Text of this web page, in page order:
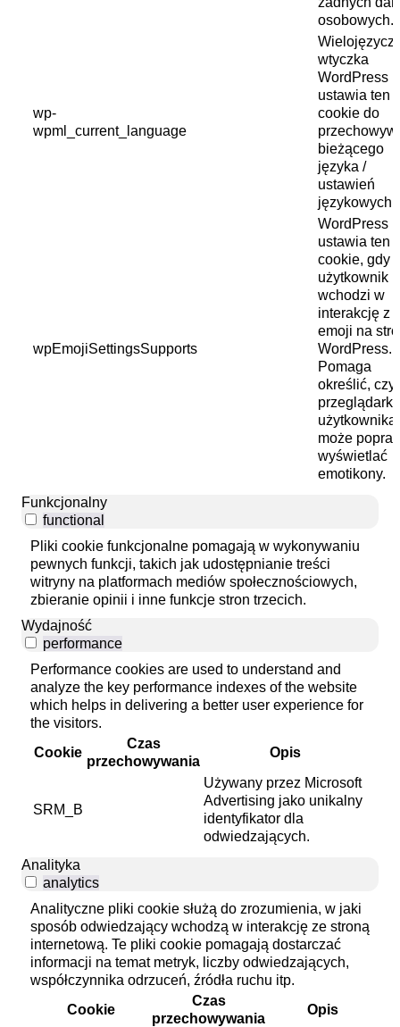
osobowych.
wp-
wpml_current_language
wtyczka
WordPress
ustawia ten
cookie do
bieżącego
języka /
ustawień
językowych.
wpEmojiSettingsSupports
WordPress
ustawia ten
cookie, gdy
użytkownik
wchodzi w
interakcję z
emoji na
WordPress.
Pomaga
określić, czy
przeglądarka
użytkownika
może
wyświetlać
emotikony.
Funkcjonalny
functional
Pliki cookie funkcjonalne pomagają w wykonywaniu
pewnych funkcji, takich jak udostępnianie treści
witryny na platformach mediów społecznościowych,
zbieranie opinii i inne funkcje stron trzecich.
Wydajność
performance
Performance cookies are used to understand and
analyze the key performance indexes of the website
which helps in delivering a better user experience for
the visitors.
Cookie
Czas
przechowywania
Opis
SRM_B
Używany przez Microsoft
Advertising jako unikalny
identyfikator dla
odwiedzających.
Analityka
analytics
Analityczne pliki cookie służą do zrozumienia, w jaki
sposób odwiedzający wchodzą w interakcję ze stroną
internetową. Te pliki cookie pomagają dostarczać
informacji na temat metryk, liczby odwiedzających,
współczynnika odrzuceń, źródła ruchu itp.
Cookie
Czas
przechowywania
Opis